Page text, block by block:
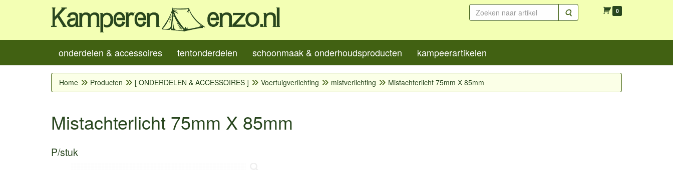
Zoeken 0
onderdelen & accessoires tentonderdelen schoonmaak & onderhoudsproducten kampeerartikelen
Home Producten [ ONDERDELEN & ACCESSOIRES ] Voertuigverlichting mistverlichting Mistachterlicht 75mm X 85mm
Mistachterlicht 75mm X 85mm
P/stuk